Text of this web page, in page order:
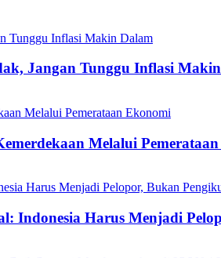
Jangan Tunggu Inflasi
Melalui
Indonesia Harus Menjadi